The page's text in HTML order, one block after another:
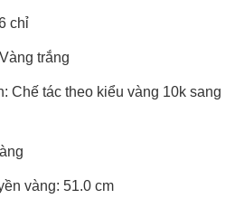
chỉ
trắng
Chế tác theo kiểu vàng 10k sang
vàng: 51.0 cm